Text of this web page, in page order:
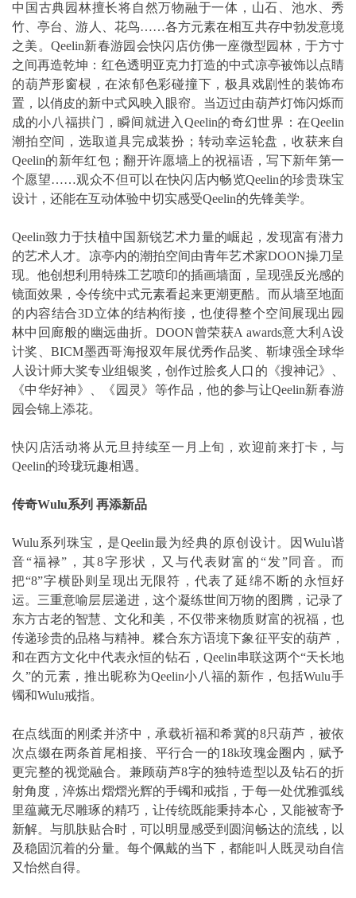
中国古典园林擅长将自然万物融于一体，山石、池水、秀
竹、亭台、游人、花鸟……各方元素在相互共存中勃发意境
之美。Qeelin新春游园会快闪店仿佛一座微型园林，于方寸
之间再造乾坤：红色透明亚克力打造的中式凉亭被饰以点睛
的葫芦形窗棂，在浓郁色彩碰撞下，极具戏剧性的装饰布
置，以俏皮的新中式风映入眼帘。当迈过由葫芦灯饰闪烁而
成的小八福拱门，瞬间就进入Qeelin的奇幻世界：在Qeelin
潮拍空间，选取道具完成装扮；转动幸运轮盘，收获来自
Qeelin的新年红包；翻开许愿墙上的祝福语，写下新年第一
个愿望……观众不但可以在快闪店内畅览Qeelin的珍贵珠宝
设计，还能在互动体验中切实感受Qeelin的先锋美学。
Qeelin致力于扶植中国新锐艺术力量的崛起，发现富有潜力
的艺术人才。凉亭内的潮拍空间由青年艺术家DOON操刀呈
现。他创想利用特殊工艺喷印的插画墙面，呈现强反光感的
镜面效果，令传统中式元素看起来更潮更酷。而从墙至地面
的内容结合3D立体的结构衔接，也使得整个空间展现出园
林中回廊般的幽远曲折。DOON曾荣获A awards意大利A设
计奖、BICM墨西哥海报双年展优秀作品奖、靳埭强全球华
人设计师大奖专业组银奖，创作过脍炙人口的《搜神记》、
《中华好神》、《园灵》等作品，他的参与让Qeelin新春游
园会锦上添花。
快闪店活动将从元旦持续至一月上旬，欢迎前来打卡，与
Qeelin的玲珑玩趣相遇。
传奇Wulu系列 再添新品
Wulu系列珠宝，是Qeelin最为经典的原创设计。因Wulu谐
音“福禄”，其8字形状，又与代表财富的“发”同音。而
把“8”字横卧则呈现出无限符，代表了延绵不断的永恒好
运。三重意喻层层递进，这个凝练世间万物的图腾，记录了
东方古老的智慧、文化和美，不仅带来物质财富的祝福，也
传递珍贵的品格与精神。糅合东方语境下象征平安的葫芦，
和在西方文化中代表永恒的钻石，Qeelin串联这两个“天长地
久”的元素，推出昵称为Qeelin小八福的新作，包括Wulu手
镯和Wulu戒指。
在点线面的刚柔并济中，承载祈福和希冀的8只葫芦，被依
次点缀在两条首尾相接、平行合一的18k玫瑰金圈内，赋予
更完整的视觉融合。兼顾葫芦8字的独特造型以及钻石的折
射角度，淬炼出熠熠光辉的手镯和戒指，于每一处优雅弧线
里蕴藏无尽雕琢的精巧，让传统既能秉持本心，又能被寄予
新解。与肌肤贴合时，可以明显感受到圆润畅达的流线，以
及稳固沉着的分量。每个佩戴的当下，都能叫人既灵动自信
又怡然自得。